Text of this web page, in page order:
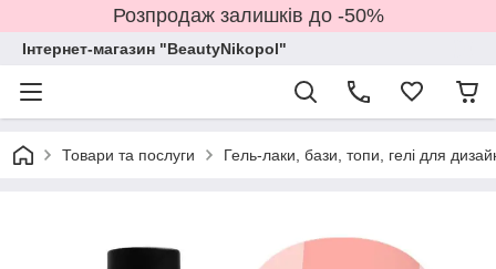
Розпродаж залишків до -50%
Інтернет-магазин "BeautyNikopol"
Товари та послуги Гель-лаки, бази, топи, гелі для